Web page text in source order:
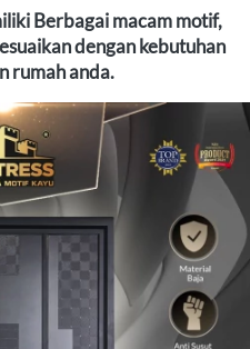
Berbagai macam motif,
dengan kebutuhan
rumah anda.